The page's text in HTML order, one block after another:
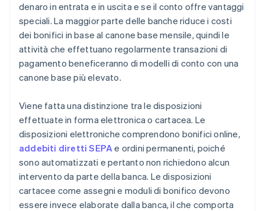
denaro in entrata e in uscita e se il conto offre vantaggi
speciali. La maggior parte delle banche riduce i costi
dei bonifici in base al canone base mensile, quindi le
attività che effettuano regolarmente transazioni di
pagamento beneficeranno di modelli di conto con una
canone base più elevato.
Viene fatta una distinzione tra le disposizioni
effettuate in forma elettronica o cartacea. Le
disposizioni elettroniche comprendono bonifici online,
addebiti diretti SEPAe ordini permanenti, poiché
sono automatizzati e pertanto non richiedono alcun
intervento da parte della banca. Le disposizioni
cartacee come assegni e moduli di bonifico devono
essere invece elaborate dalla banca, il che comporta